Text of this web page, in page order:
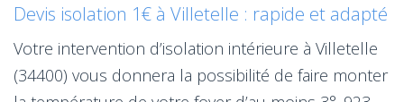
Devis isolation 1€ à Villetelle : rapide et adapté
Votre intervention d’isolation intérieure à Villetelle
(34400) vous donnera la possibilité de faire monter